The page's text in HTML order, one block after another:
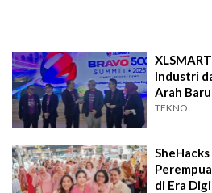
Industri
Arah
Data dan
TEKNO
di Era